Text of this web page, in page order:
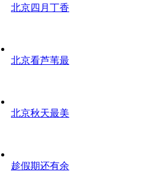
北京四月丁香
北京看芦苇最
北京秋天最美
趁假期还有余